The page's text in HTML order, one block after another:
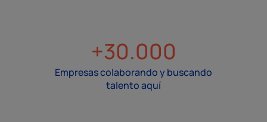
+30.000
Empresas colaborando y buscando
talento aquí